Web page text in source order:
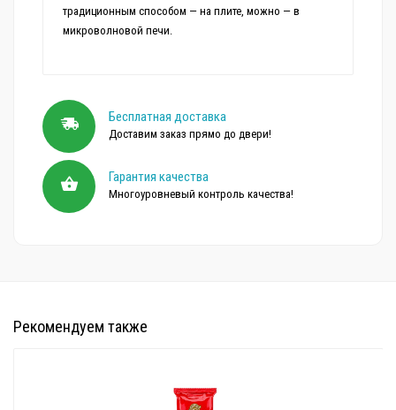
традиционным способом — на плите, можно — в
Бесплатная доставка
Доставим заказ прямо до двери!
Гарантия качества
Многоуровневый контроль качества!
Рекомендуем также